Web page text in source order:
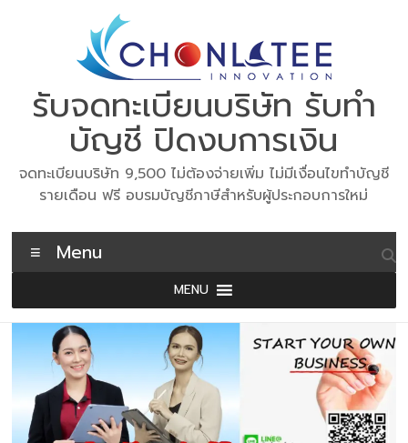
รับจดทะเบียนบริษัท รับทำ
บัญชี ปิดงบการเงิน
จดทะเบียนบริษัท 9,500 ไม่ต้องจ่ายเพิ่ม ไม่มีเงื่อนไขทำบัญชี
รายเดือน ฟรี อบรมบัญชีภาษีสำหรับผู้ประกอบการใหม่
Menu
MENU